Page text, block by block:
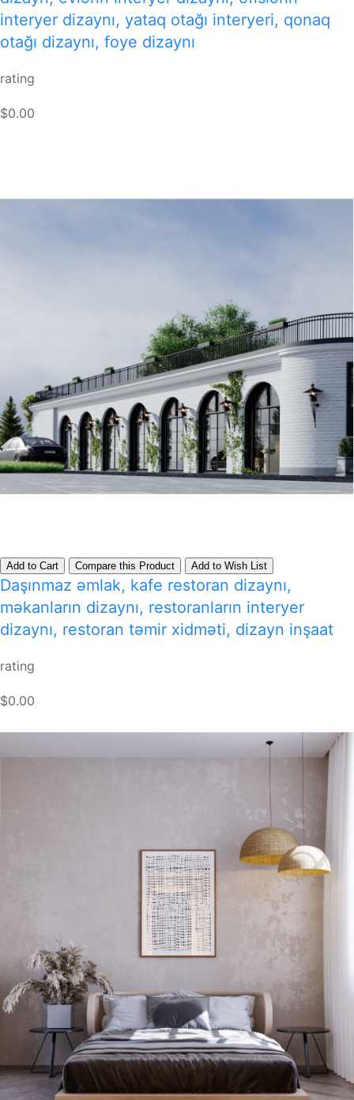
interyer dizaynı, yataq otağı interyeri, qonaq
otağı dizaynı, foye dizaynı
rating
$0.00
Add to Cart Compare this Product Add to Wish List
Daşınmaz əmlak, kafe restoran dizaynı,
məkanların dizaynı, restoranların interyer
dizaynı, restoran təmir xidməti, dizayn inşaat
rating
$0.00